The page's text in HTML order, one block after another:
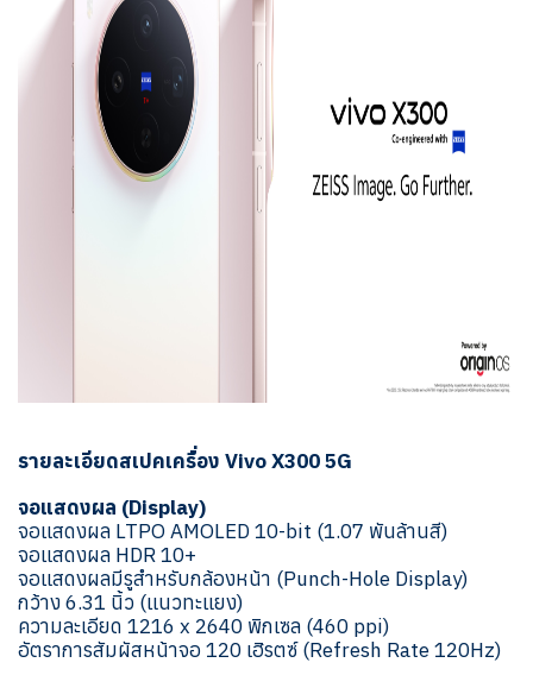
รายละเอียดสเปคเครื่อง Vivo X300 5G
จอแสดงผล (Display)
จอแสดงผล LTPO AMOLED 10-bit (1.07 พันล้านสี)
จอแสดงผล HDR 10+
จอแสดงผลมีรูสำหรับกล้องหน้า (Punch-Hole Display)
กว้าง 6.31 นิ้ว (แนวทะแยง)
ความละเอียด 1216 x 2640 พิกเซล (460 ppi)
อัตราการสัมผัสหน้าจอ 120 เฮิรตซ์ (Refresh Rate 120Hz)